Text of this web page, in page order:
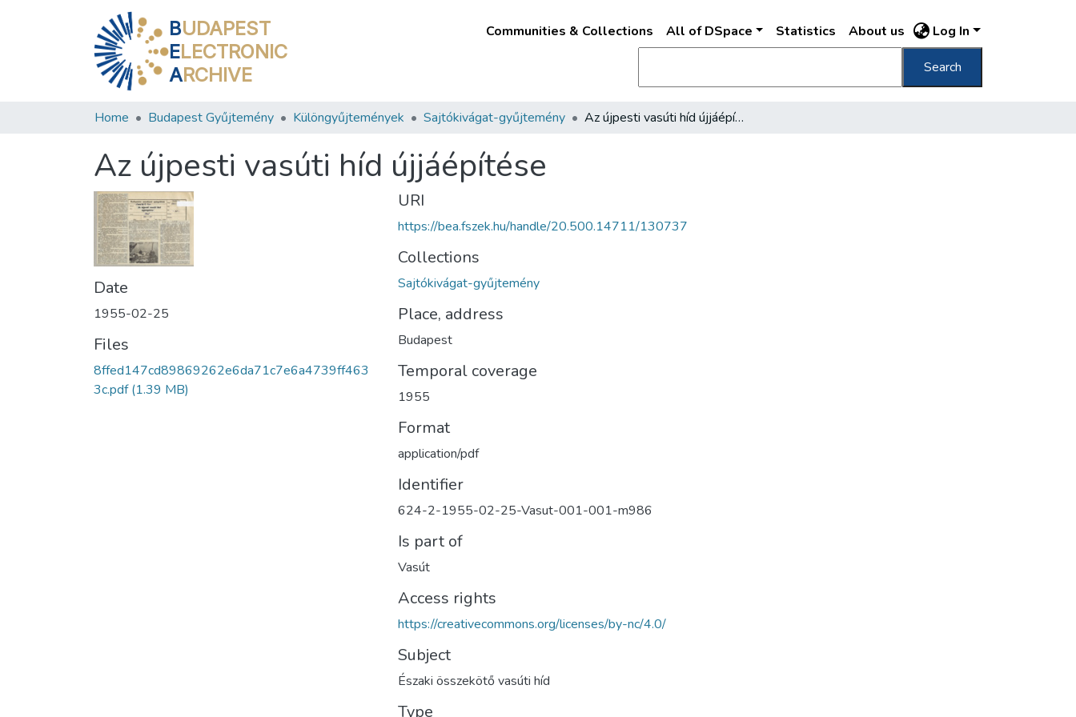
BUDAPEST
ELECTRONIC
ARCHIVE
Communities & Collections All of DSpace Statistics About us Log In
Search
Home Budapest Gyűjtemény Különgyűjtemények Sajtókivágat-gyűjtemény Az újpesti vasúti híd újjáépítése
Az újpesti vasúti híd újjáépítése
Date
1955-02-25
Files
8ffed147cd89869262e6da71c7e6a4739ff463
3c.pdf(1.39 MB)
URI
https://bea.fszek.hu/handle/20.500.14711/130737
Collections
Sajtókivágat-gyűjtemény
Place, address
Budapest
Temporal coverage
1955
Format
application/pdf
Identifier
624-2-1955-02-25-Vasut-001-001-m986
Is part of
Vasút
Access rights
https://creativecommons.org/licenses/by-nc/4.0/
Subject
Északi összekötő vasúti híd
Type